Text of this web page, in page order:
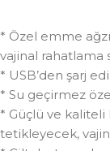
* Özel emme
vajinal rahatlama
* USB’den şarj
* Su geçirmez
* Güçlü ve kaliteli
tetikleyecek,